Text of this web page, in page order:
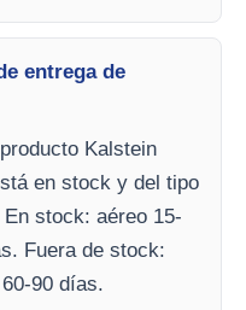
entrega de
Kalstein
en stock y del tipo
stock: aéreo 15-
Fuera de stock:
90 días.